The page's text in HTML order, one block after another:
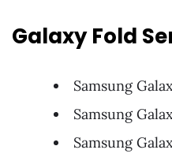
Galaxy Fold
Samsung
Samsung
Samsung